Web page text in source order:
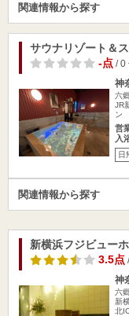
関連情報から探す
サウナリゾート＆
-点/ 0
神
六
JR
ン
営
入
日
関連情報から探す
新横浜フジビュー
3.5点/
神
六
新
北